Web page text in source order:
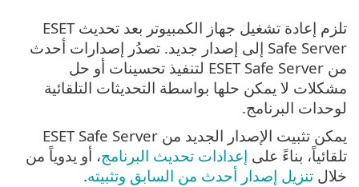
تلزم إعادة تشغيل جهاز الكمبيوتر بعد تحديث ESET
Safe Server إلى إصدار جديد. تصدُر إصدارات أحدث
من ESET Safe Server لتنفيذ تحسينات أو حل
مشكلات لا يمكن حلها بواسطة التحديثات التلقائية
لوحدات البرنامج.
يمكن تثبيت الإصدار الجديد من ESET Safe Server
تلقائياً، بناءً على إعدادات تحديث البرنامج، أو يدوياً من
خلال تنزيل إصدار أحدث من السابق وتثبيته.